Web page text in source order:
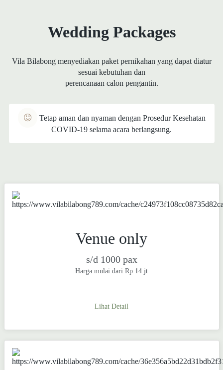
Wedding Packages
Vila Bilabong menyediakan paket pernikahan yang dapat diatur
sesuai kebutuhan dan
perencanaan calon pengantin.
Tetap aman dan nyaman dengan Prosedur Kesehatan
COVID-19 selama acara berlangsung.
Venue only
s/d 1000 pax
Harga mulai dari Rp 14 jt
Lihat Detail